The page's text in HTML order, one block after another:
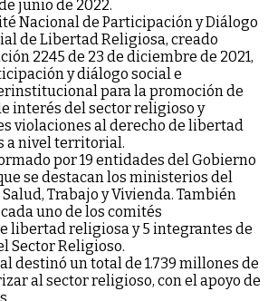
junio de 2022.
Nacional de Participación y Diálogo
de Libertad Religiosa, creado
2245 de 23 de diciembre de 2021,
y diálogo social e
para la promoción de
interés del sector religioso y
violaciones al derecho de libertad
a nivel territorial.
por 19 entidades del Gobierno
se destacan los ministerios del
Trabajo y Vivienda. También
uno de los comités
libertad religiosa y 5 integrantes de
Sector Religioso.
destinó un total de 1.739 millones de
al sector religioso, con el apoyo de